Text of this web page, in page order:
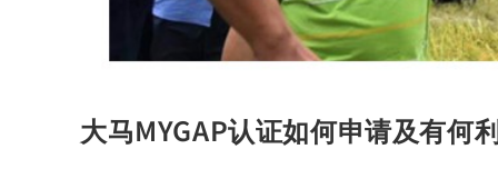
大马MYGAP认证如何申请及有何